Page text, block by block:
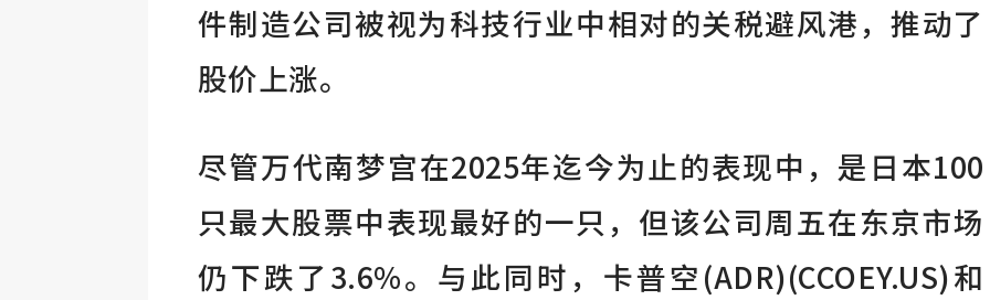
件制造公司被视为科技行业中相对的关税避风港，推动了
股价上涨。
尽管万代南梦宫在2025年迄今为止的表现中，是日本100
只最大股票中表现最好的一只，但该公司周五在东京市场
仍下跌了3.6%。与此同时，卡普空(ADR)(CCOEY.US)和